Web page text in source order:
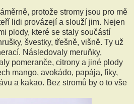
protože stromy jsou pro mě
lidi provázejí a slouží jim. Nejen
plody, které se staly součástí
švestky, třešně, višně. Ty už
Následovaly meruňky,
pomeranče, citrony a jiné plody
mango, avokádo, papája, fíky,
a kakao. Bez stromů by o to vše